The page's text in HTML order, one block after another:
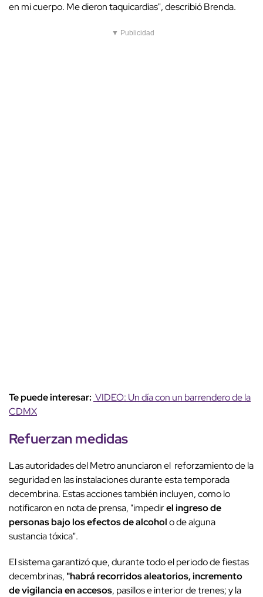
en mi cuerpo. Me dieron taquicardias", describió Brenda.
▼ Publicidad
Te puede interesar: VIDEO: Un día con un barrendero de la
CDMX
Refuerzan medidas
Las autoridades del Metro anunciaron el reforzamiento de la
seguridad en las instalaciones durante esta temporada
decembrina. Estas acciones también incluyen, como lo
notificaron en nota de prensa, "impedirel ingreso de
personas bajo los efectos de alcoholo de alguna
sustancia tóxica".
El sistema garantizó que, durante todo el periodo de fiestas
decembrinas, "habrá recorridos aleatorios, incremento
de vigilancia en accesos, pasillos e interior de trenes; y la